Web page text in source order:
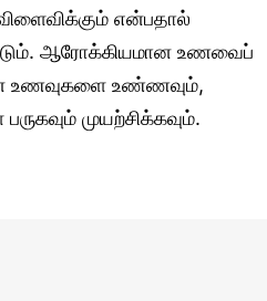
என்பதால்
ஆரோக்கியமான உணவைப்
உணவுகளை உண்ணவும்,
முயற்சிக்கவும்.